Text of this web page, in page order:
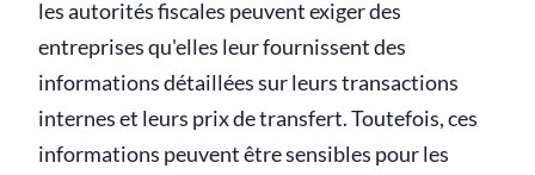
les autorités fiscales peuvent exiger des
entreprises qu'elles leur fournissent des
informations détaillées sur leurs transactions
internes et leurs prix de transfert. Toutefois, ces
informations peuvent être sensibles pour les